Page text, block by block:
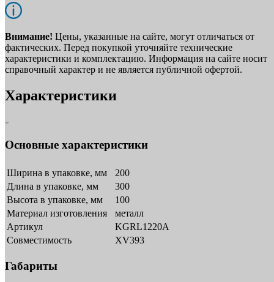
Внимание! Цены, указанные на сайте, могут отличаться от
фактических. Перед покупкой уточняйте технические
характеристики и комплектацию. Информация на сайте носит
справочный характер и не является публичной офертой.
Характеристики
Основные характеристики
Ширина в упаковке, мм
200
Длина в упаковке, мм
300
Высота в упаковке, мм
100
Материал изготовления
металл
Артикул
KGRL1220A
Совместимость
XV393
Габариты